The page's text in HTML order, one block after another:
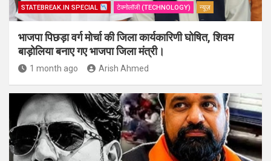
STATEBREAK.IN SPECIAL टेक्नोलॉजी (TECHNOLOGY) न्यूज़
भाजपा पिछड़ा वर्ग मोर्चा की जिला कार्यकारिणी घोषित, शिवम
बाड़ोलिया बनाए गए भाजपा जिला मंत्री।
1 month ago Arish Ahmed